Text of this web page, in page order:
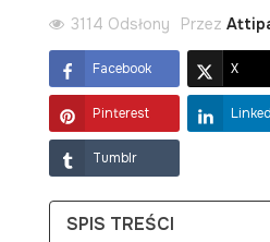
3114 Odsłony Przez
Facebook X
Pinterest
Tumblr
SPIS TREŚCI